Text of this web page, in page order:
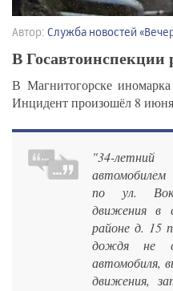
Автор: Служба новостей
В Госавтоинспекции
В Магнитогорске
Инцидент произошёл 8
"34-
автомобилем
по ул.
движения в
районе д. 15
дождя не
автомобиля,
движения,